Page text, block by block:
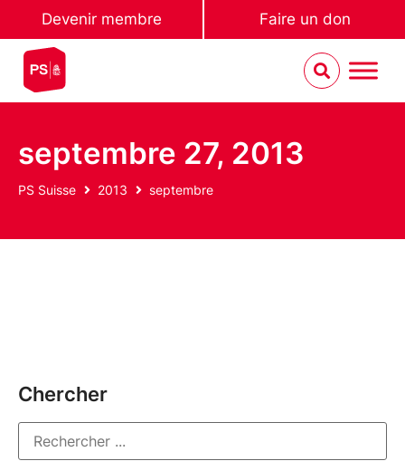
Devenir membre Faire un don
septembre 27, 2013
PS Suisse 2013 septembre
Chercher